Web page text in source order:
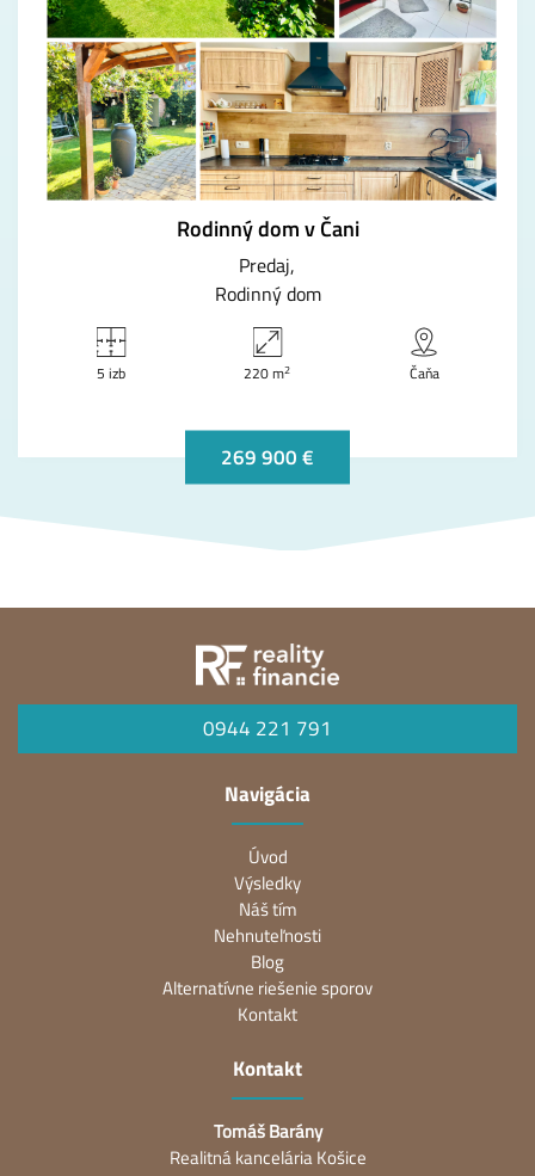
Rodinný dom v Čani
Predaj
Rodinný dom
5 izb 220 m2 Čaňa
269 900 €
0944 221 791
Navigácia
Úvod
Výsledky
Náš tím
Nehnuteľnosti
Blog
Alternatívne riešenie sporov
Kontakt
Kontakt
Tomáš Barány
Realitná kancelária Košice